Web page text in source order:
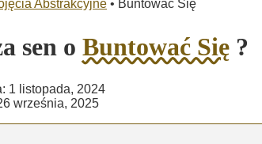
Abstrakcyjne • Buntować Się
sen o Buntować Się ?
1 listopada, 2024
września, 2025